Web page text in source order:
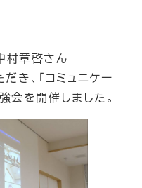
村章啓さん
き、「コミュニケー
会を開催しました。